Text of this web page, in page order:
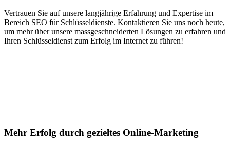
Vertrauen Sie auf unsere langjährige Erfahrung und Expertise im
Bereich SEO für Schlüsseldienste. Kontaktieren Sie uns noch heute,
um mehr über unsere massgeschneiderten Lösungen zu erfahren und
Ihren Schlüsseldienst zum Erfolg im Internet zu führen!
Mehr Erfolg durch gezieltes Online-Marketing